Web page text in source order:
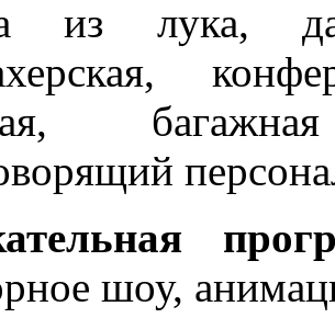
из лука,
шоу,